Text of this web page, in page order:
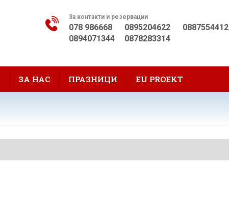
За контакти и резервации
078 986668 0895204622
0887554412
0894071344
0878283314
ЗА НАС ПРАЗНИЦИ EU PROEKT